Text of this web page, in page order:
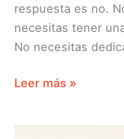
respuesta es no.
necesitas tener
No necesitas
Leer más »